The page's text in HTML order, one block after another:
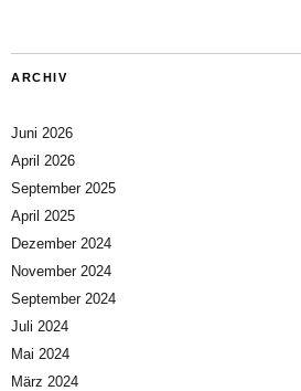
ARCHIV
Juni 2026
April 2026
September 2025
April 2025
Dezember 2024
November 2024
September 2024
Juli 2024
Mai 2024
März 2024